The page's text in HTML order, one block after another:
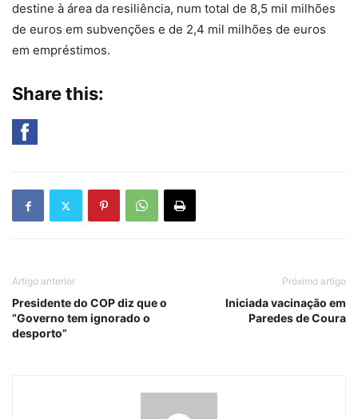
destine à área da resiliência, num total de 8,5 mil milhões
de euros em subvenções e de 2,4 mil milhões de euros
em empréstimos.
Share this:
Artigo anterior
Presidente do COP diz que o
“Governo tem ignorado o
desporto”
Próximo artigo
Iniciada vacinação em
Paredes de Coura